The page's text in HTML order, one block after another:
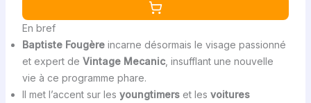
En bref
Baptiste Fougèreincarne désormais le visage passionné
et expert de Vintage Mecanic, insufflant une nouvelle
vie à ce programme phare.
Il met l’accent sur les youngtimerset les voitures